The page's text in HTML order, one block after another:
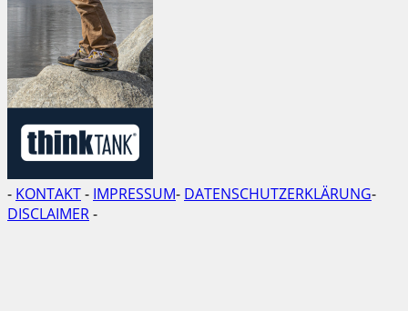
- KONTAKT- IMPRESSUM- DATENSCHUTZERKLÄRUNG-
DISCLAIMER-